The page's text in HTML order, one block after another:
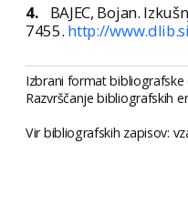
4. BAJEC, Bojan.
7455. http://
Izbrani format bibliografske
Razvrščanje bibliografskih
Vir bibliografskih zapisov: